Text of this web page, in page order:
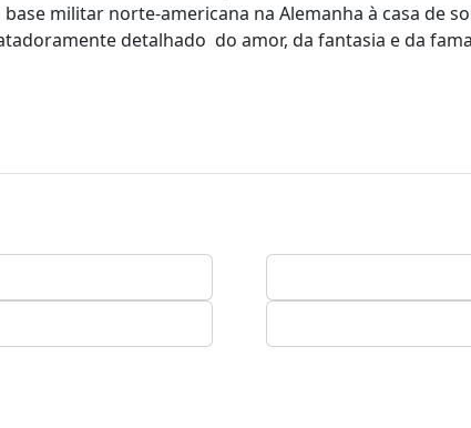
militar norte-americana na Alemanha à casa de
detalhado do amor, da fantasia e da